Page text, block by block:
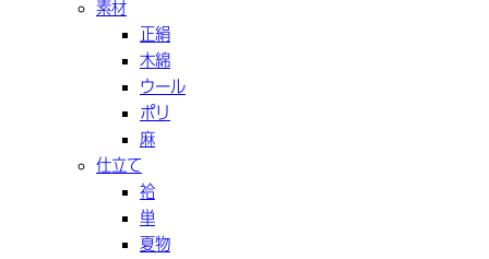
素材
正絹
木綿
ウール
ポリ
麻
仕立て
袷
単
夏物